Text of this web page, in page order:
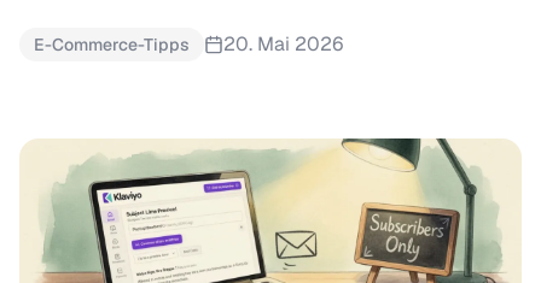
E-Commerce-Tipps 20. Mai 2026